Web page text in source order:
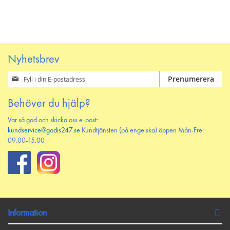
Nyhetsbrev
Prenumerera
på
nyhetsbrev
Prenumerera
Behöver du hjälp?
Var så god och skicka oss e-post:
kundservice@godis247.se Kundtjänsten (på engelska) öppen Mån-Fre:
09.00-15.00
Information